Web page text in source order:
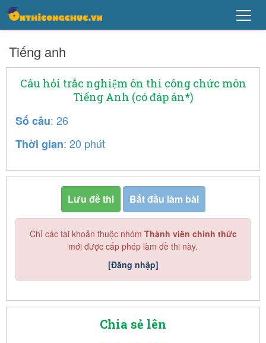
Tiếng anh
Câu hỏi trắc nghiệm ôn thi công chức môn
Tiếng Anh (có đáp án*)
Số câu: 26
Thời gian: 20 phút
Lưu đề thi Bắt đầu làm bài
Chỉ các tài khoản thuộc nhóm Thành viên chính thức
mới được cấp phép làm đề thi này.
[Đăng nhập]
Chia sẻ lên